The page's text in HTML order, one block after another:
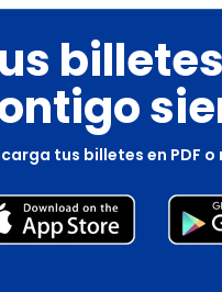
tus billetes en PDF o